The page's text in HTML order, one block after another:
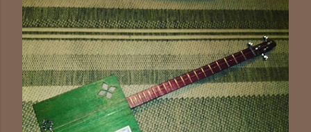
s
t
a
g
e